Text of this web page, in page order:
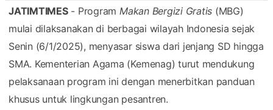
JATIMTIMES- Program Makan Bergizi Gratis (MBG)
mulai dilaksanakan di berbagai wilayah Indonesia sejak
Senin (6/1/2025), menyasar siswa dari jenjang SD hingga
SMA. Kementerian Agama (Kemenag) turut mendukung
pelaksanaan program ini dengan menerbitkan panduan
khusus untuk lingkungan pesantren.